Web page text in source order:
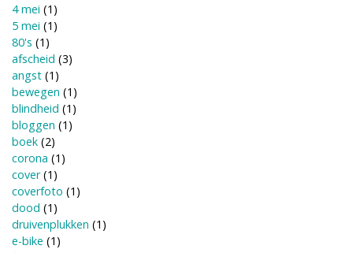
4 mei (1)
5 mei (1)
80's (1)
afscheid (3)
angst (1)
bewegen (1)
blindheid (1)
bloggen (1)
boek (2)
corona (1)
cover(1)
coverfoto (1)
dood (1)
druivenplukken (1)
e-bike (1)